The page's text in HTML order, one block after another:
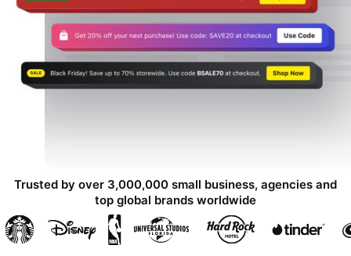
Trusted by over 3,000,000 small business, agencies and
top global brands worldwide